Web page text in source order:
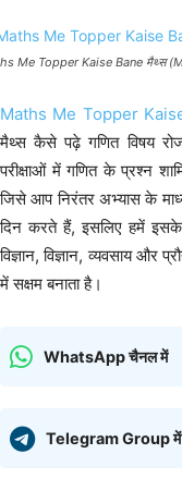
Me Topper Kaise Bane मैथ्स
Maths Me Topper
मैथ्स कैसे पढ़े गणित विषय
परीक्षाओं में गणित के प्रश्न
जिसे आप निरंतर अभ्यास के
दिन करते हैं, इसलिए हमें इसके
विज्ञान, विज्ञान, व्यवसाय और
में सक्षम बनाता है।
WhatsApp चैनल में
Telegram Group में